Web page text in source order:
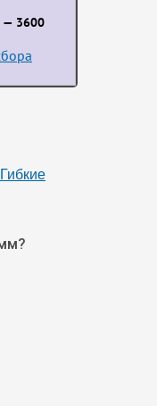
— 3600
Гибкие